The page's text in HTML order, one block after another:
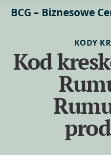
BCG – Biznesowe
KODY
Kod